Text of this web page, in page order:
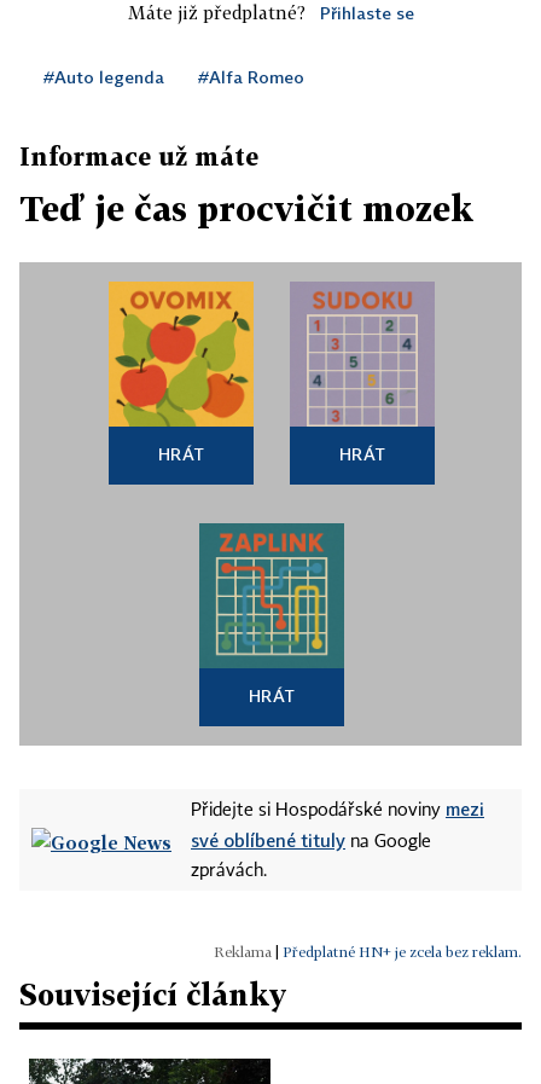
Máte již předplatné? Přihlaste se
#Auto legenda #Alfa Romeo
Informace už máte
Teď je čas procvičit mozek
HRÁT HRÁT
HRÁT
Přidejte si Hospodářské noviny mezi
své oblíbené tituly na Google
zprávách.
Předplatné HN+ je zcela bez reklam.
Související články